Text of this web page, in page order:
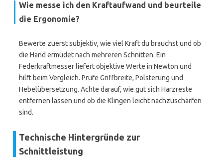
Wie messe ich den Kraftaufwand und beurteile
die Ergonomie?
Bewerte zuerst subjektiv, wie viel Kraft du brauchst und ob
die Hand ermüdet nach mehreren Schnitten. Ein
Federkraftmesser liefert objektive Werte in Newton und
hilft beim Vergleich. Prüfe Griffbreite, Polsterung und
Hebelübersetzung. Achte darauf, wie gut sich Harzreste
entfernen lassen und ob die Klingen leicht nachzuschärfen
sind.
Technische Hintergründe zur
Schnittleistung